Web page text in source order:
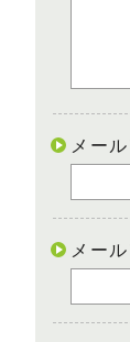
メー
メー